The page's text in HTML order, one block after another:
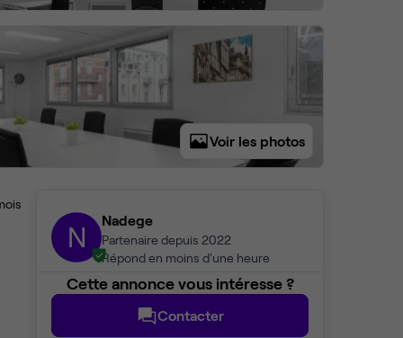
Voir les photos
N Nadege
Partenaire depuis 2022
Répond en moins d'une heure
Cette annonce vous intéresse ?
Contacter